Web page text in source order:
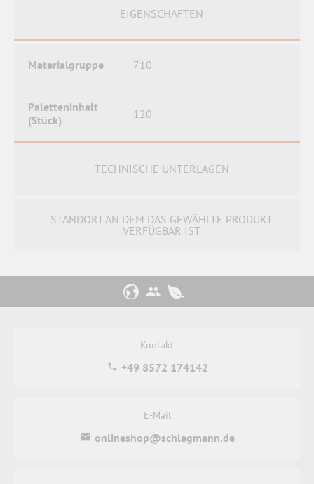
EIGENSCHAFTEN
Materialgruppe 710
Paletteninhalt
(Stück)
120
TECHNISCHE UNTERLAGEN
STANDORT AN DEM DAS GEWÄHLTE PRODUKT
VERFÜGBAR IST
Kontakt
+49 8572 174142
E-Mail
onlineshop@schlagmann.de